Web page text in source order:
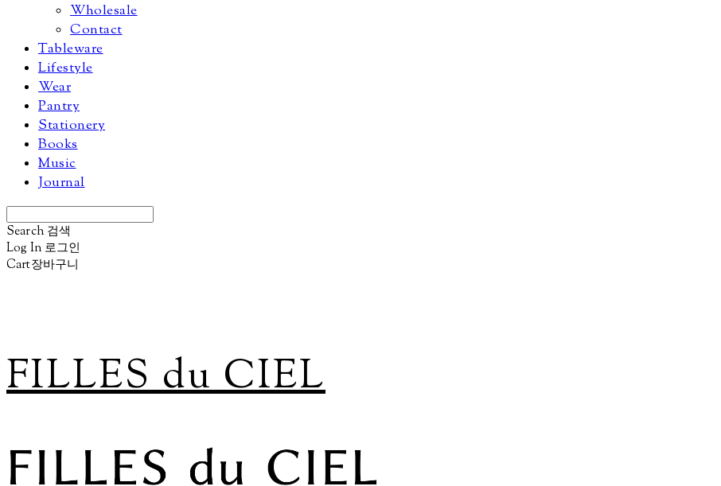
Wholesale
Contact
Tableware
Lifestyle
Wear
Pantry
Stationery
Books
Music
Journal
Search 검색
Log In 로그인
Cart장바구니
FILLES du CIEL